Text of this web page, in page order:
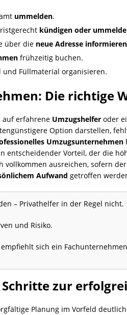
ummelden.
kündigen oder
über die neue Adresse informieren
frühzeitig buchen.
Füllmaterial organisieren.
Die richtige
auf erfahrene Umzugshelfer oder
Option darstellen,
Umzugsunternehmen
entscheidender Vorteil, der die
ausreichen, sofern
Aufwand getroffen
– Privathelfer in der Regel nicht.
und Risiko.
sich ein
zur
Planung im Vorfeld